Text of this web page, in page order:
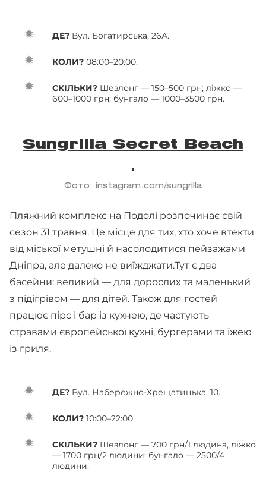
ДЕ? Вул. Богатирська, 26А.
КОЛИ? 08:00–20:00.
СКІЛЬКИ? Шезлонг — 150–500 грн; ліжко —
600–1000 грн; бунгало — 1000–3500 грн.
Sungrilla Secret Beach
Фото: instagram.com/sungrilla
Пляжний комплекс на Подолі розпочинає свій
сезон 31 травня. Це місце для тих, хто хоче втекти
від міської метушні й насолодитися пейзажами
Дніпра, але далеко не виїжджати.Тут є два
басейни: великий — для дорослих та маленький
з підігрівом — для дітей. Також для гостей
працює пірс і бар із кухнею, де частують
стравами європейської кухні, бургерами та їжею
із гриля.
ДЕ? Вул. Набережно-Хрещатицька, 10.
КОЛИ? 10:00–22:00.
СКІЛЬКИ? Шезлонг — 700 грн/1 людина, ліжко
— 1700 грн/2 людини; бунгало — 2500/4
людини.